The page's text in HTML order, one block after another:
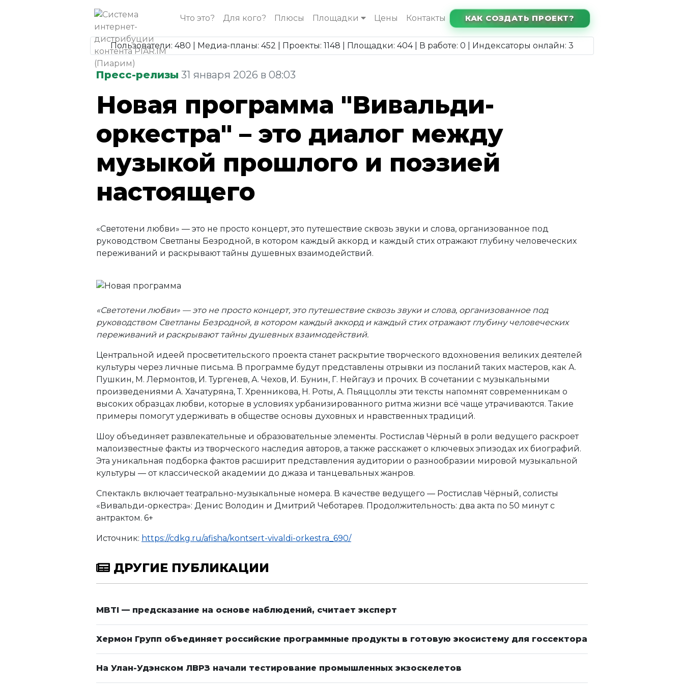
Что это? Для кого? Плюсы Площадки Цены Контакты КАК СОЗДАТЬ ПРОЕКТ?
Пользователи: 480 | Медиа-планы: 452 | Проекты: 1148 | Площадки: 404 | В работе: 0 | Индексаторы онлайн: 3
Пресс-релизы 31 января 2026 в 08:03
Новая программа "Вивальди-
оркестра" – это диалог между
музыкой прошлого и поэзией
настоящего
«Светотени любви» — это не просто концерт, это путешествие сквозь звуки и слова, организованное под
руководством Светланы Безродной, в котором каждый аккорд и каждый стих отражают глубину человеческих
переживаний и раскрывают тайны душевных взаимодействий.
«Светотени любви» — это не просто концерт, это путешествие сквозь звуки и слова, организованное под
руководством Светланы Безродной, в котором каждый аккорд и каждый стих отражают глубину человеческих
переживаний и раскрывают тайны душевных взаимодействий.
Центральной идеей просветительского проекта станет раскрытие творческого вдохновения великих деятелей
культуры через личные письма. В программе будут представлены отрывки из посланий таких мастеров, как А.
Пушкин, М. Лермонтов, И. Тургенев, А. Чехов, И. Бунин, Г. Нейгауз и прочих. В сочетании с музыкальными
произведениями А. Хачатуряна, Т. Хренникова, Н. Роты, А. Пьяццоллы эти тексты напомнят современникам о
высоких образцах любви, которые в условиях урбанизированного ритма жизни всё чаще утрачиваются. Такие
примеры помогут удерживать в обществе основы духовных и нравственных традиций.
Шоу объединяет развлекательные и образовательные элементы. Ростислав Чёрный в роли ведущего раскроет
малоизвестные факты из творческого наследия авторов, а также расскажет о ключевых эпизодах их биографий.
Эта уникальная подборка фактов расширит представления аудитории о разнообразии мировой музыкальной
культуры — от классической академии до джаза и танцевальных жанров.
Спектакль включает театрально-музыкальные номера. В качестве ведущего — Ростислав Чёрный, солисты
«Вивальди-оркестра»: Денис Володин и Дмитрий Чеботарев. Продолжительность: два акта по 50 минут с
антрактом. 6+
Источник: https://cdkg.ru/afisha/kontsert-vivaldi-orkestra_690/
ДРУГИЕ ПУБЛИКАЦИИ
MBTI — предсказание на основе наблюдений, считает эксперт
Хермон Групп объединяет российские программные продукты в готовую экосистему для госсектора
На Улан-Удэнском ЛВРЗ начали тестирование промышленных экзоскелетов